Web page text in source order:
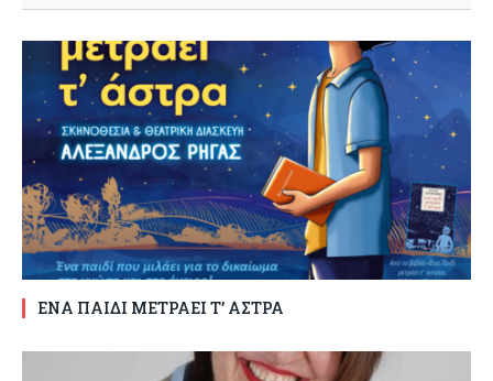
ΕΝΑ ΠΑΙΔΙ ΜΕΤΡΑΕΙ Τ’ ΑΣΤΡΑ